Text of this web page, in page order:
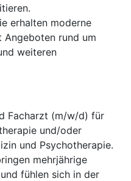
erhalten moderne
rund um
weiteren
Facharzt (m/w/d) für
und/oder
und Psychotherapie.
mehrjährige
fühlen sich in der